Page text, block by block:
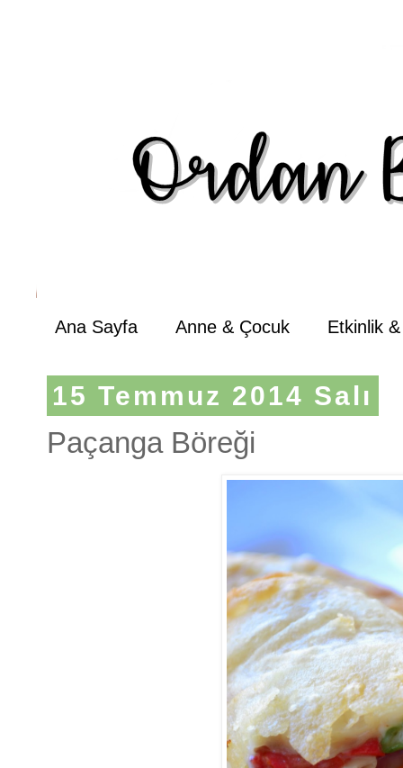
Ana Sayfa Anne & Çocuk Etkinlik
15 Temmuz 2014 Salı
Paçanga Böreği